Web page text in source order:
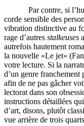
Par contre, si
corde sensible des
vibration distinctive au
rage d’autres stalkeuses
autrefois hautement
la nouvelle «Le jet»
votre lecture. Si la
d’un genre
afin de ne pas gâcher
lectorat dans son
instructions détaillées
d’art, disons, plutôt
vue arrière de trois